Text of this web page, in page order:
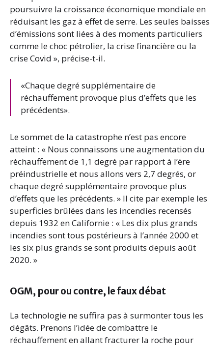
poursuivre la croissance économique mondiale en
réduisant les gaz à effet de serre. Les seules baisses
d’émissions sont liées à des moments particuliers
comme le choc pétrolier, la crise financière ou la
crise Covid », précise-t-il.
«Chaque degré supplémentaire de
réchauffement provoque plus d’effets que les
précédents».
Le sommet de la catastrophe n’est pas encore
atteint : « Nous connaissons une augmentation du
réchauffement de 1,1 degré par rapport à l’ère
préindustrielle et nous allons vers 2,7 degrés, or
chaque degré supplémentaire provoque plus
d’effets que les précédents. » Il cite par exemple les
superficies brûlées dans les incendies recensés
depuis 1932 en Californie : « Les dix plus grands
incendies sont tous postérieurs à l’année 2000 et
les six plus grands se sont produits depuis août
2020. »
OGM, pour ou contre, le faux débat
La technologie ne suffira pas à surmonter tous les
dégâts. Prenons l’idée de combattre le
réchauffement en allant fracturer la roche pour